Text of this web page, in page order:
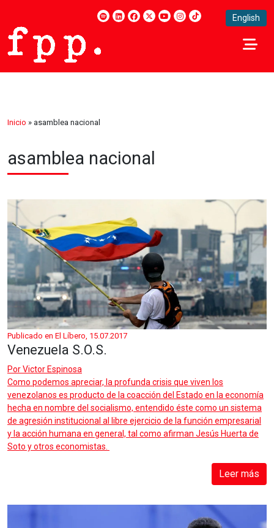
English
Inicio » asamblea nacional
asamblea nacional
Publicado en El Líbero, 15.07.2017
Venezuela S.O.S.
PorVictor Espinosa
Como podemos apreciar, la profunda crisis que viven los
venezolanos es producto de la coacción del Estado en la economía
hecha en nombre del socialismo, entendido éste como un sistema
de agresión institucional al libre ejercicio de la función empresarial
y la acción humana en general, tal como afirman Jesús Huerta de
Soto y otros economistas.
Leer más